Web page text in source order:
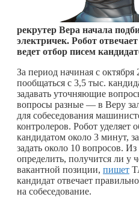
рекрутер Вера начала
электричек. Робот
ведет отбор писем
За период начиная с октября
пообщаться с 3,5 тыс.
задавать уточняющие
вопросы разные — в Веру
для собеседования
контролеров. Робот
кандидатом около 3 минут,
задать около 10 вопросов.
определить, получится ли у
вакантной позиции, пишет
кандидат отвечает
на собеседование.